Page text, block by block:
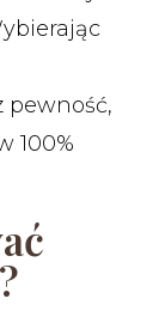
pewność,
100%